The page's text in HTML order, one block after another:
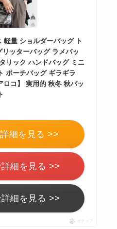
軽量 ショルダーバッグ ト
ッターバッグ ラメバッ
リック ハンドバッグ ミニ
ポーチバッグ ギラギラ
コ】 実用的 秋冬 秋バッ
細を見る >>
細を見る >>
細を見る >>
ポチップ